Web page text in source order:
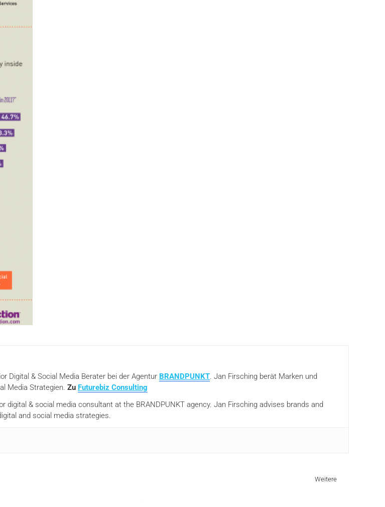
Digital & Social Media Berater bei der Agentur BRANDPUNKT. Jan Firsching berät Marken und
Media Strategien. Zu Futurebiz Consulting
digital & social media consultant at the BRANDPUNKT agency. Jan Firsching advises brands and
and social media strategies.
Weitere